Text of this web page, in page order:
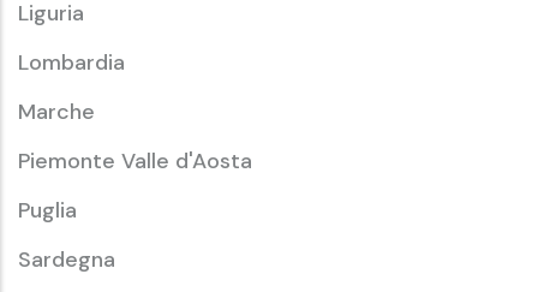
Liguria
Lombardia
Marche
Piemonte Valle d'Aosta
Puglia
Sardegna